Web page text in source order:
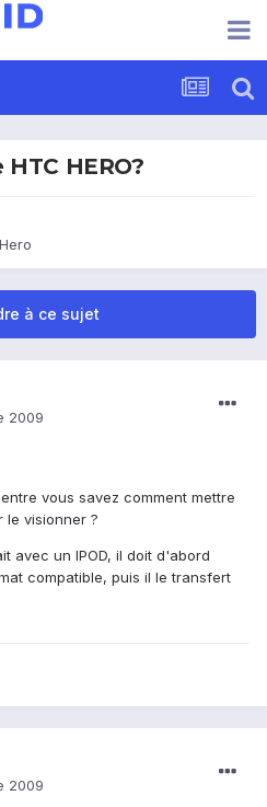
HERO?
à ce sujet
2009
vous savez comment mettre
le visionner ?
avec un IPOD, il doit d'abord
compatible, puis il le transfert
2009